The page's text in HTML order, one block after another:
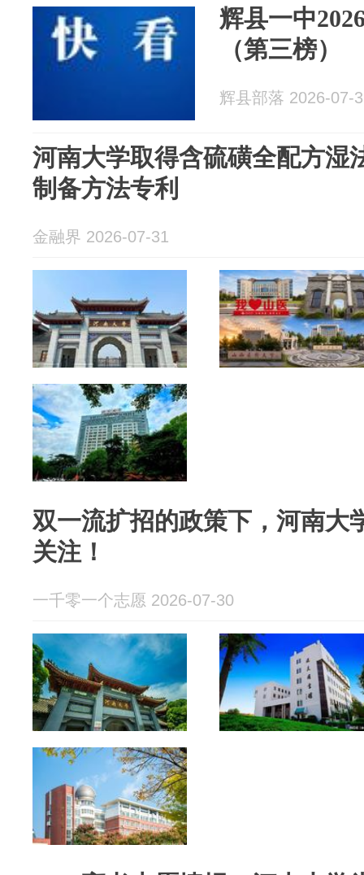
辉县一中
（第三榜）
辉县部落 2026-07-
河南大学取得含硫磺全配方湿
制备方法专利
金融界 2026-07-31
双一流扩招的政策下，河南大
关注！
一千零一个志愿 2026-07-30